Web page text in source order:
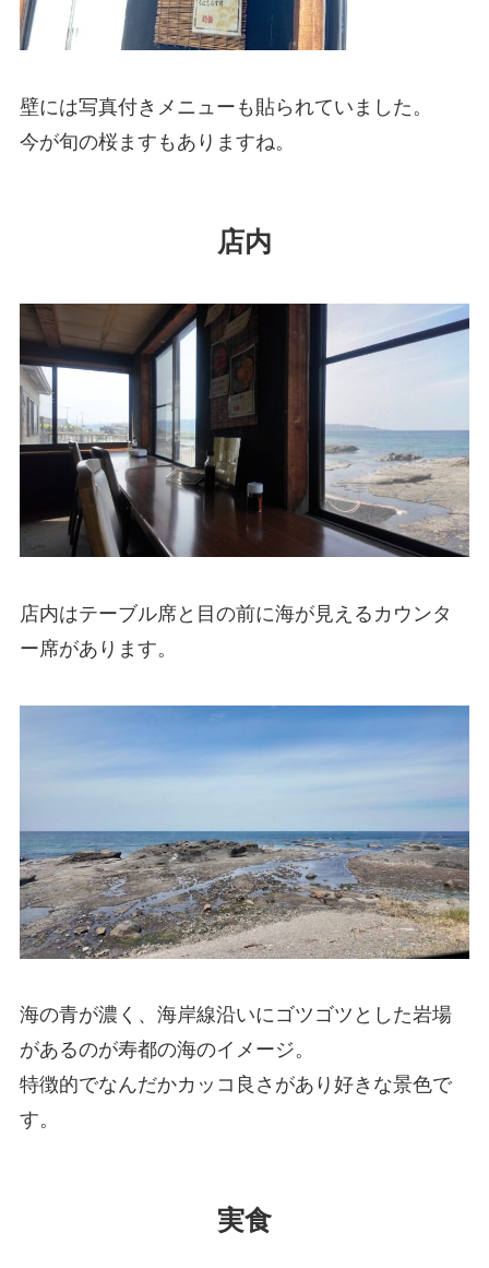
壁には写真付きメニューも貼られていました。
今が旬の桜ますもありますね。
店内
店内はテーブル席と目の前に海が見えるカウンタ
ー席があります。
海の青が濃く、海岸線沿いにゴツゴツとした岩場
があるのが寿都の海のイメージ。
特徴的でなんだかカッコ良さがあり好きな景色で
す。
実食